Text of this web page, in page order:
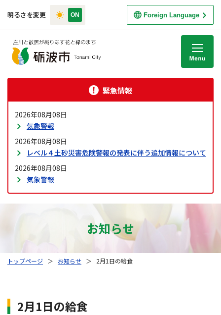
明るさを変更 Foreign Language
緊急情報
2026年08月08日
気象警報
2026年08月08日
レベル４土砂災害危険警報の発表に伴う追加情報について
2026年08月08日
気象警報
お知らせ
トップページ ＞ お知らせ ＞ 2月1日の給食
2月1日の給食